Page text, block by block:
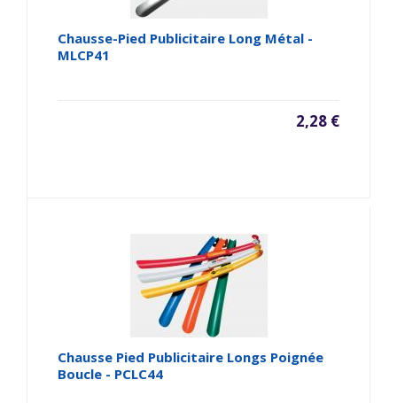
Chausse-Pied Publicitaire Long Métal -
MLCP41
2,28 €
Chausse Pied Publicitaire Longs Poignée
Boucle - PCLC44